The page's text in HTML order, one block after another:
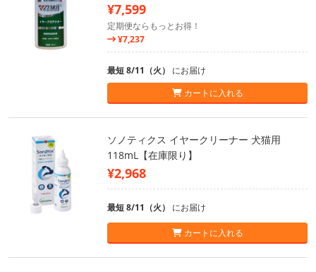
¥7,599
定期便ならもっとお得！
¥7,237
最短 8/11（火） にお届け
カートに入れる
ソノティクス イヤークリーナー 犬猫用
118mL【在庫限り】
¥2,968
最短 8/11（火） にお届け
カートに入れる